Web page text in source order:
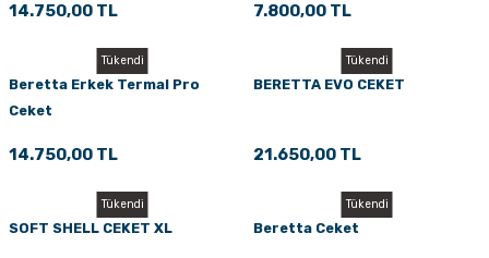
14.750,00 TL 7.800,00 TL
Tükendi
Beretta Erkek Termal Pro
Ceket
14.750,00 TL
Tükendi
BERETTA EVO CEKET
21.650,00 TL
Tükendi
SOFT SHELL CEKET XL
Tükendi
Beretta Ceket